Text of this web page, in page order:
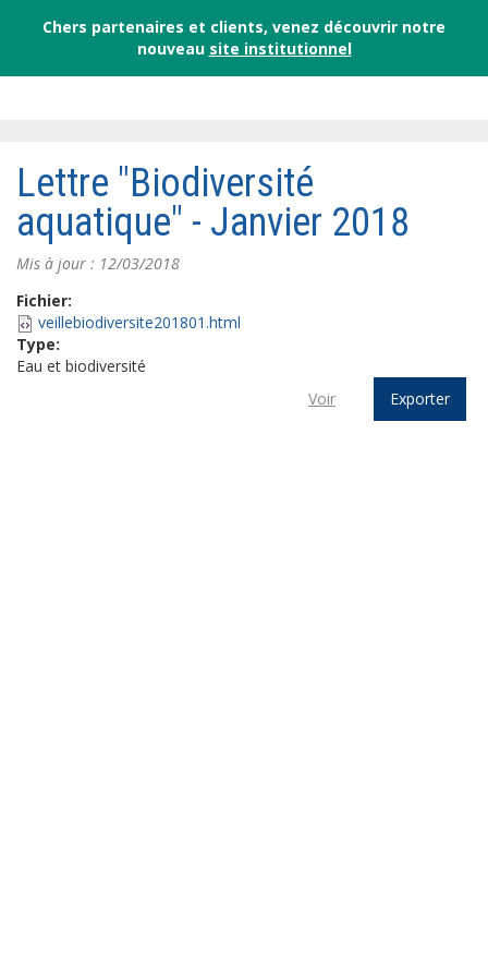
Chers partenaires et clients, venez découvrir notre
nouveau site institutionnel
Lettre "Biodiversité
aquatique" - Janvier 2018
Mis à jour : 12/03/2018
Fichier:
veillebiodiversite201801.html
Type:
Eau et biodiversité
Voir
Exporter